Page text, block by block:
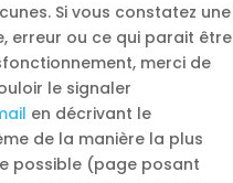
Si vous constatez une
erreur ou ce qui parait être
merci de
le signaler
en décrivant le
de la manière la plus
possible (page posant